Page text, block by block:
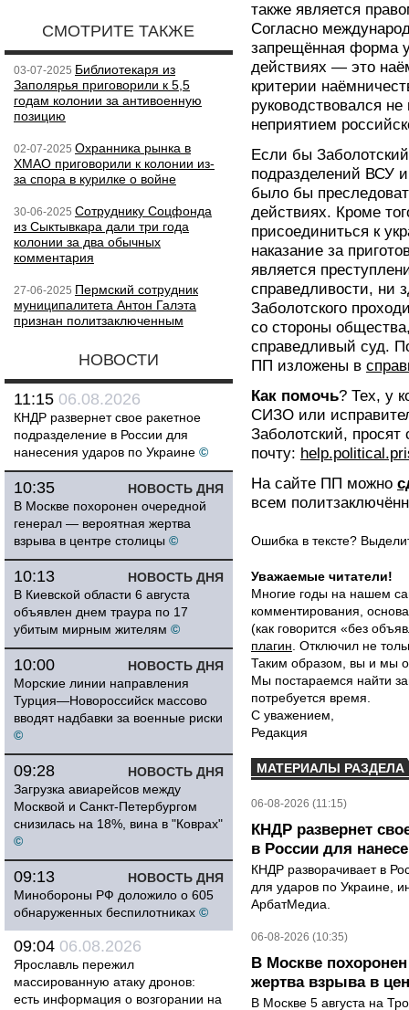
СМОТРИТЕ ТАКЖЕ
03-07-2025 Библиотекаря из
Заполярья приговорили к 5,5
годам колонии за антивоенную
позицию
02-07-2025 Охранника рынка в
ХМАО приговорили к колонии из-
за спора в курилке о войне
30-06-2025 Сотруднику Соцфонда
из Сыктывкара дали три года
колонии за два обычных
комментария
27-06-2025 Пермский сотрудник
муниципалитета Антон Галэта
признан политзаключенным
НОВОСТИ
11:15 06.08.2026
КНДР развернет свое ракетное
подразделение в России для
нанесения ударов по Украине ©
НОВОСТЬ ДНЯ
10:35
В Москве похоронен очередной
генерал — вероятная жертва
взрыва в центре столицы ©
НОВОСТЬ ДНЯ
10:13
В Киевской области 6 августа
объявлен днем траура по 17
убитым мирным жителям ©
НОВОСТЬ ДНЯ
10:00
Морские линии направления
Турция—Новороссийск массово
вводят надбавки за военные риски
©
НОВОСТЬ ДНЯ
09:28
Загрузка авиарейсов между
Москвой и Санкт-Петербургом
снизилась на 18%, вина в "Коврах"
©
НОВОСТЬ ДНЯ
09:13
Минобороны РФ доложило о 605
обнаруженных беспилотниках ©
09:04 06.08.2026
Ярославль пережил
массированную атаку дронов:
есть информация о возгорании на
также является
Согласно
запрещённая форма
действиях — это
критерии
руководствовался
неприятием
Если бы
подразделений ВСУ
было бы
действиях. Кроме
присоединиться к
наказание за
является
справедливости, ни
Заболотского
со стороны
справедливый суд.
ПП изложены в
Как помочь? Тех, у
СИЗО или
Заболотский,
почту:
На сайте ПП можно
всем
Ошибка в тексте?
Уважаемые читатели!
Многие годы на нашем
комментирования,
(как говорится «без
плагин . Отключил не
Таким образом, вы и мы
Мы постараемся найти
потребуется время.
С уважением,
Редакция
МАТЕРИАЛЫ РАЗДЕЛА
06-08-2026 (11:15)
КНДР развернет
в России для
КНДР разворачивает в
для ударов по Украине,
АрбатМедиа.
06-08-2026 (10:35)
В Москве
жертва взрыва в
В Москве 5 августа на